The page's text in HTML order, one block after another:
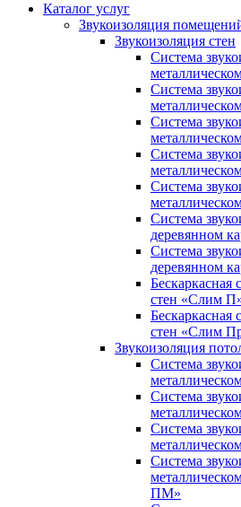
Каталог услуг
Звукоизоляция
Звукоизоляция стен
Система
Система
Система
Система
Система
Система
деревянном
Система
деревянном
Бескаркасная
стен «Слим
Бескаркасная
стен «Слим
Звукоизоляция
Система
Система
Система
Система
ПМ»